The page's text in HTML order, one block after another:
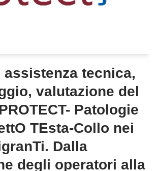
assistenza tecnica,
valutazione del
Patologie
TEsta-Collo nei
Dalla
degli operatori alla